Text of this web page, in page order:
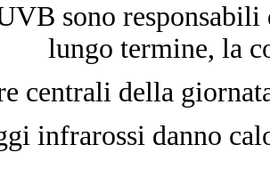
sono responsabili
lungo termine, la
centrali della
infrarossi danno